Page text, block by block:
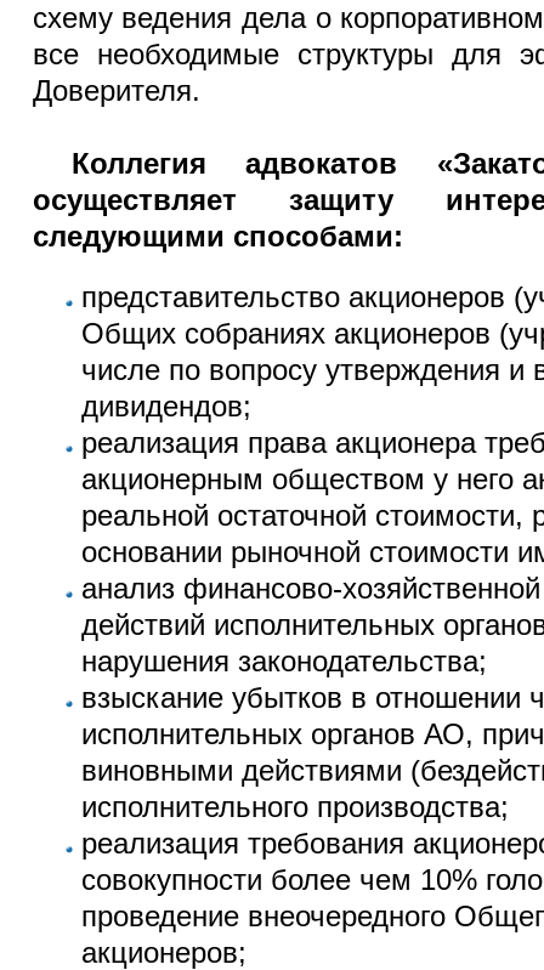
схему ведения дела о
все необходимые структуры для
Доверителя.
Коллегия адвокатов
осуществляет защиту
следующими способами:
представительство акционеров
Общих собраниях акционеров
числе по вопросу утверждения и
дивидендов;
реализация права акционера
акционерным обществом у него
реальной остаточной стоимости,
основании рыночной стоимости
анализ финансово-
действий исполнительных
нарушения законодательства;
взыскание убытков в отношении
исполнительных органов АО,
виновными действиями
исполнительного производства;
реализация требования
совокупности более чем 10%
проведение внеочередного
акционеров;